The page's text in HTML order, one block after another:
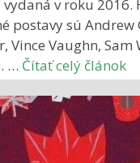
v roku 2016.
postavy sú Andrew
Vince Vaughn,
… Čítať celý článok